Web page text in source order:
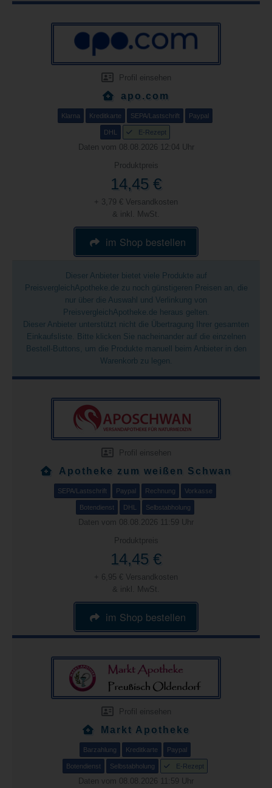
Profil einsehen
apo.com
Klarna Kreditkarte SEPA/Lastschrift Paypal
DHL E-Rezept
Daten vom 08.08.2026 12:04 Uhr
Produktpreis
14,45 €
+ 3,79 € Versandkosten
& inkl. MwSt.
im Shop bestellen
Dieser Anbieter bietet viele Produkte auf
PreisvergleichApotheke.de zu noch günstigeren Preisen an, die
nur über die Auswahl und Verlinkung von
PreisvergleichApotheke.de heraus gelten.
Dieser Anbieter unterstützt nicht die Übertragung Ihrer gesamten
Einkaufsliste. Bitte klicken Sie nacheinander auf die einzelnen
Bestell-Buttons, um die Produkte manuell beim Anbieter in den
Warenkorb zu legen.
Profil einsehen
Apotheke zum weißen Schwan
SEPA/Lastschrift Paypal Rechnung Vorkasse
Botendienst DHL Selbstabholung
Daten vom 08.08.2026 11:59 Uhr
Produktpreis
14,45 €
+ 6,95 € Versandkosten
& inkl. MwSt.
im Shop bestellen
Profil einsehen
Markt Apotheke
Barzahlung Kreditkarte Paypal
Botendienst Selbstabholung E-Rezept
Daten vom 08.08.2026 11:59 Uhr